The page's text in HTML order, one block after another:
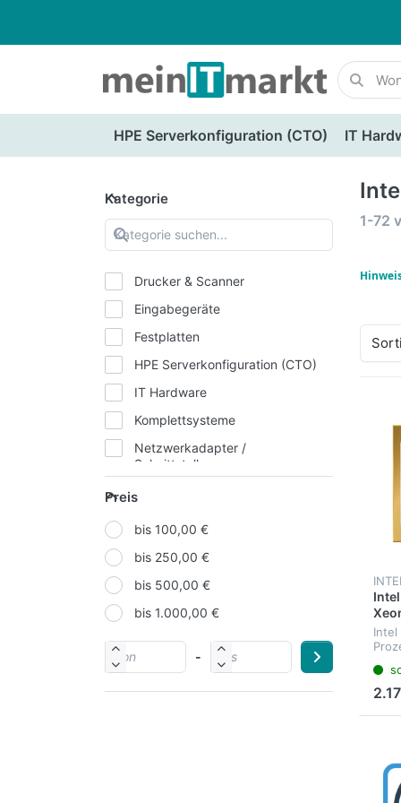
HPE Serverkonfiguration (CTO) IT
Kategorie
Drucker & Scanner
Eingabegeräte
Festplatten
HPE Serverkonfiguration (CTO)
IT Hardware
Komplettsysteme
Netzwerkadapter /
Schnittstellen
Netzwerkgeräte
Server & Storage
Preis
bis 100,00 €
bis 250,00 €
bis 500,00 €
bis 1.000,00 €
-
1-72
INTEL
Intel